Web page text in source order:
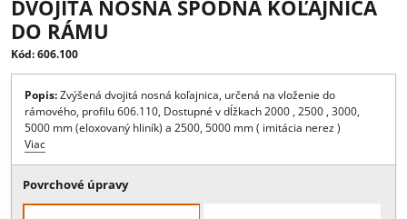
DVOJITÁ NOSNÁ SPODNÁ
DO RÁMU
Kód: 606.100
Popis: Zvýšená dvojitá nosná koľajnica, určená na vloženie do
rámového, profilu 606.110, Dostupné v dĺžkach 2000 , 2500 , 3000,